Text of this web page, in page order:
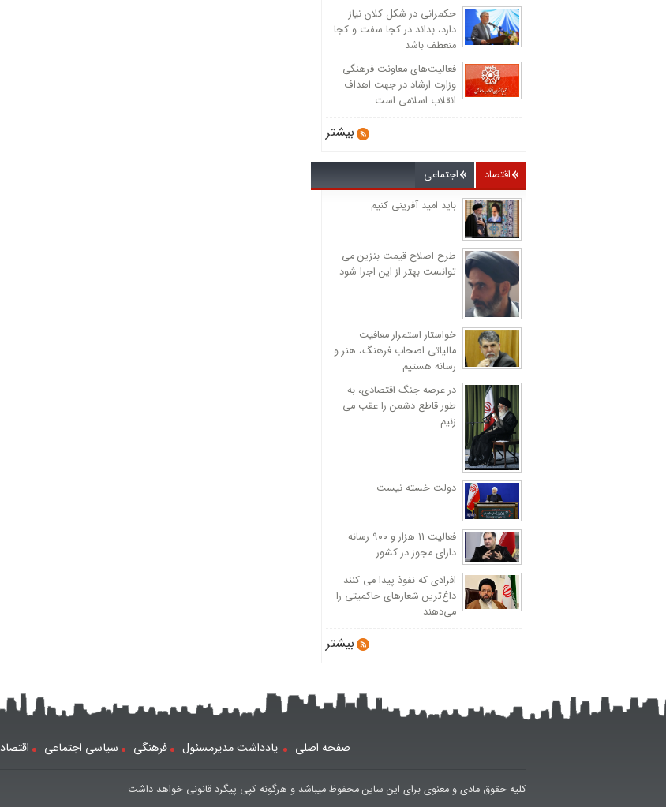
حکمرانی در شکل کلان نیاز
دارد، بداند در کجا سفت و کجا
منعطف باشد
فعالیت‌های معاونت فرهنگی
وزارت ارشاد در جهت اهداف
انقلاب اسلامی است
بیشتر
اقتصاد اجتماعی
باید امید آفرینی کنیم
طرح اصلاح قیمت بنزین می
توانست بهتر از این اجرا شود
خواستار استمرار معافیت
مالیاتی اصحاب فرهنگ، هنر و
رسانه هستیم
در عرصه جنگ اقتصادی، به
طور قاطع دشمن را عقب می
زنیم
دولت خسته نیست
فعالیت 11 هزار و ۹۰۰ رسانه
دارای مجوز در کشور
افرادی که نفوذ پیدا می کنند
داغ‌ترین شعارهای حاکمیتی را
می‌دهند
بیشتر
صفحه اصلی یادداشت مدیرمسئول فرهنگی سیاسی اجتماعی اقتصاد
کلیه حقوق مادی و معنوی برای این ساین محفوظ میباشد و هرگونه کپی پیگرد قانونی خواهد داشت